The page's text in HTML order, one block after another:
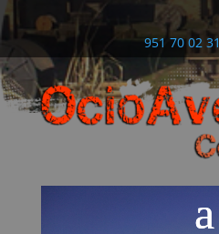
951 70 02 31